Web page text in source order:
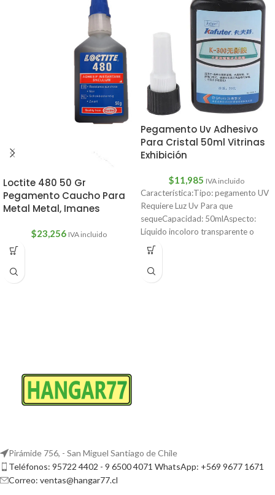
Loctite 480 50 Gr
Pegamento Caucho Para
Metal Metal, Imanes
$23,256 IVA incluido
Pegamento Uv Adhesivo
Para Cristal 50ml Vitrinas
Exhibición
$11,985 IVA incluido
Característica:Tipo: pegamento UV
Requiere Luz Uv Para que
sequeCapacidad: 50mlAspecto:
Líquido incoloro transparente o
amarillo claroViscosidad cps:
Pirámide 756, - San Miguel Santiago de Chile
Teléfonos: 95722 4402 - 9 6500 4071 WhatsApp: +569 9677 1671
Correo: ventas@hangar77.cl